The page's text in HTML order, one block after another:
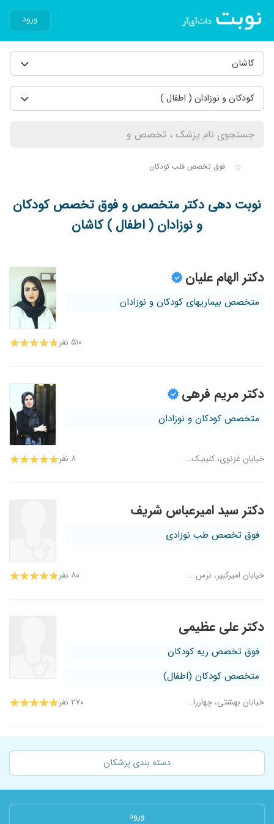
ورود
کاشان
کودکان و نوزادان ( اطفال )
فوق تخصص قلب کودکان
نوبت دهی دکتر متخصص و فوق تخصص کودکان
و نوزادان ( اطفال ) کاشان
دکتر الهام علیان
متخصص بیماریهای کودکان و نوزادان
۵۱۰ نفر
دکتر مریم فرهی
متخصص کودکان و نوزادان
خیابان غزنوی، کلینیک... ۸ نفر
دکتر سید امیرعباس شریف
فوق تخصص طب نوزادی
خیابان امیرکبیر، نرس... ۸۰ نفر
دکتر علی عظیمی
فوق تخصص ریه کودکان
متخصص کودکان (اطفال)
خیابان بهشتی، چهاررا... ۲۷۰ نفر
دسته بندی پزشکان
ورود